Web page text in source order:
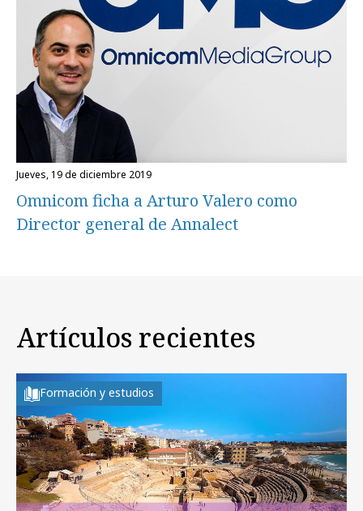
jueves, 19 de diciembre 2019
Omnicom ficha a Arturo Valero como
Director general de Annalect
Artículos recientes
Formación y estudios